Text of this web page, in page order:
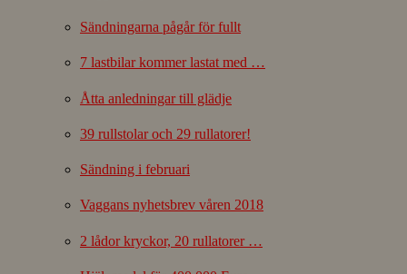
Sändningarna pågår för fullt
7 lastbilar kommer lastat med …
Åtta anledningar till glädje
39 rullstolar och 29 rullatorer!
Sändning i februari
Vaggans nyhetsbrev våren 2018
2 lådor kryckor, 20 rullatorer …